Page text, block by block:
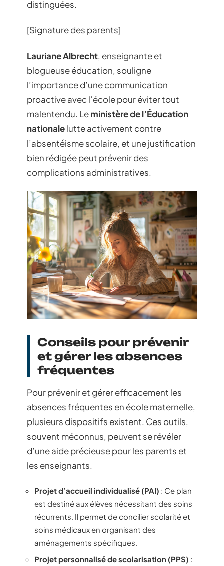
distinguées.
[Signature des parents]
Lauriane Albrecht, enseignante et
blogueuse éducation, souligne
l’importance d’une communication
proactive avec l’école pour éviter tout
malentendu. Leministère de l’Éducation
nationalelutte activement contre
l’absentéisme scolaire, et une justification
bien rédigée peut prévenir des
complications administratives.
Conseils pour prévenir
et gérer les absences
fréquentes
Pour prévenir et gérer efficacement les
absences fréquentes en école maternelle,
plusieurs dispositifs existent. Ces outils,
souvent méconnus, peuvent se révéler
d’une aide précieuse pour les parents et
les enseignants.
Projet d’accueil individualisé (PAI) : Ce plan
est destiné aux élèves nécessitant des soins
récurrents. Il permet de concilier scolarité et
soins médicaux en organisant des
aménagements spécifiques.
Projet personnalisé de scolarisation (PPS) :